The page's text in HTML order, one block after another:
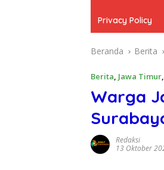
Privacy Policy
Beranda Berita
Berita, Jawa Timur,
Warga
Redaksi
13 Oktober